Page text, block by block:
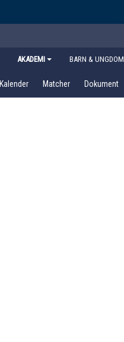
AKADEMI BARN & UNGDOM
Kalender Matcher Dokument